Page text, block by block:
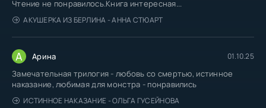
Чтение не понравилось.Книга интересная...
АКУШЕРКА ИЗ БЕРЛИНА - АННА СТЮАРТ
А Арина 01.10.25
Замечательная трилогия - любовь со смертью, истинное
наказание, любимая для монстра - понравились
ИСТИННОЕ НАКАЗАНИЕ - ОЛЬГА ГУСЕЙНОВА